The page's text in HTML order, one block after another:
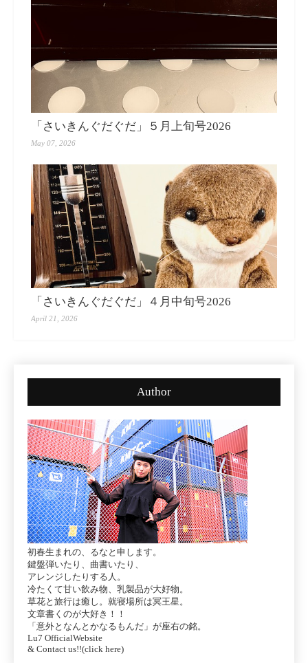
「さいきんぐだぐだ」５月上旬号2026
May 07, 2026
「さいきんぐだぐだ」４月中旬号2026
April 21, 2026
Author
初春生まれの、るなと申します。
鍵盤弾いたり、曲書いたり、
アレンジしたりする人。
冷たくて甘い飲み物、乳製品が大好物。
草花と旅行は癒し。就寝場所は冥王星。
文章書くのが大好き！！
「意外となんとかなるもんだ」が座右の銘。
Lu7 OfficialWebsite
& Contact us!!(click here)